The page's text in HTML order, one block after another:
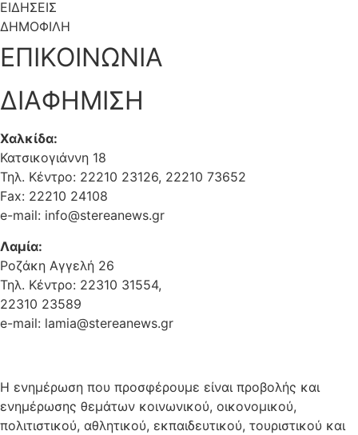
του Αρχιμανδρίτου π. Χριστοφόρου Παπαθανασίου […]
ΕΙΔΗΣΕΙΣ
ΔΗΜΟΦΙΛΗ
ΕΠΙΚΟΙΝΩΝΙΑ
ΔΙΑΦΗΜΙΣΗ
Χαλκίδα:
Κατσικογιάννη 18
Τηλ. Κέντρο: 22210 23126, 22210 73652
Fax: 22210 24108
e-mail: info@stereanews.gr
Λαμία:
Ροζάκη Αγγελή 26
Τηλ. Κέντρο: 22310 31554,
22310 23589
e-mail: lamia@stereanews.gr
Η ενημέρωση που προσφέρουμε είναι προβολής και
ενημέρωσης θεμάτων κοινωνικού, οικονομικού,
πολιτιστικού, αθλητικού, εκπαιδευτικού, τουριστικού και